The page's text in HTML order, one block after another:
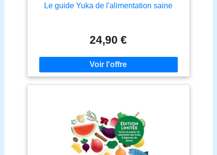
Le guide Yuka de l'alimentation saine
24,90 €